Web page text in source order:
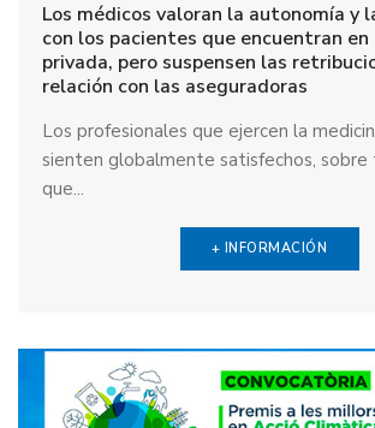
Los médicos valoran la autonomía y
con los pacientes que encuentran
privada, pero suspensen las
relación con las aseguradoras
Los profesionales que ejercen la
sienten globalmente satisfechos,
que...
+ INFORMACIÓN